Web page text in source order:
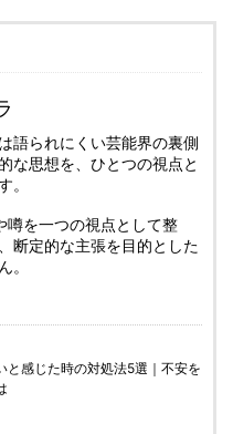
語られにくい芸能界の裏側
な思想を、ひとつの視点と
。
噂を一つの視点として整
断定的な主張を目的とした
。
と感じた時の対処法5選｜不安を